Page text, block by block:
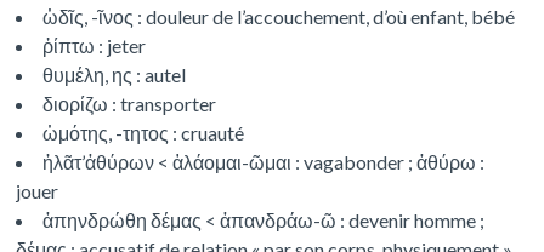
ὡδῖς, -ῖνος : douleur de l’accouchement, d’où enfant, bébé
ῥίπτω : jeter
θυμέλη, ης : autel
διορίζω : transporter
ὡμότης, -τητος : cruauté
ἡλᾶτ’ἀθύρων < ἁλάομαι-ῶμαι : vagabonder ; ἀθύρω :
jouer
ἀπηνδρώθη δέμας < ἀπανδράω-ῶ : devenir homme ;